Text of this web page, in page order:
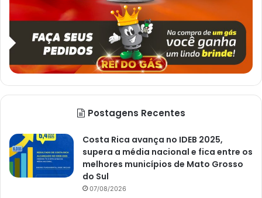
Postagens Recentes
Costa Rica avança no IDEB 2025,
supera a média nacional e fica entre os
melhores municípios de Mato Grosso
do Sul
07/08/2026